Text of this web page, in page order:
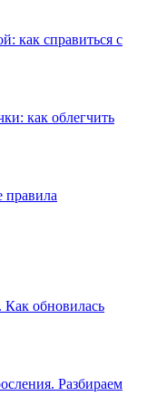
как справиться с
как облегчить
правила
обновилась
Разбираем